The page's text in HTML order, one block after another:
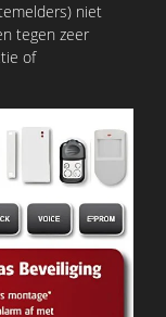
niet
tegen zeer
of